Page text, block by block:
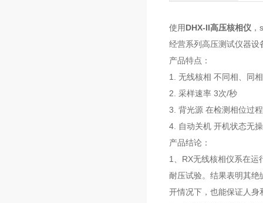
使用DHX-II高压核相仪
经营系列高压测试仪器设
产品特点：
1. 无线核相 不同相、同
2. 采样速率 3次/秒
3. 背光源 在检测相位过
4. 自动关机 开机状态无
产品结论：
1、RX无线核相仪系在
耐压试验。结果表明其
开情况下，也能保证人身